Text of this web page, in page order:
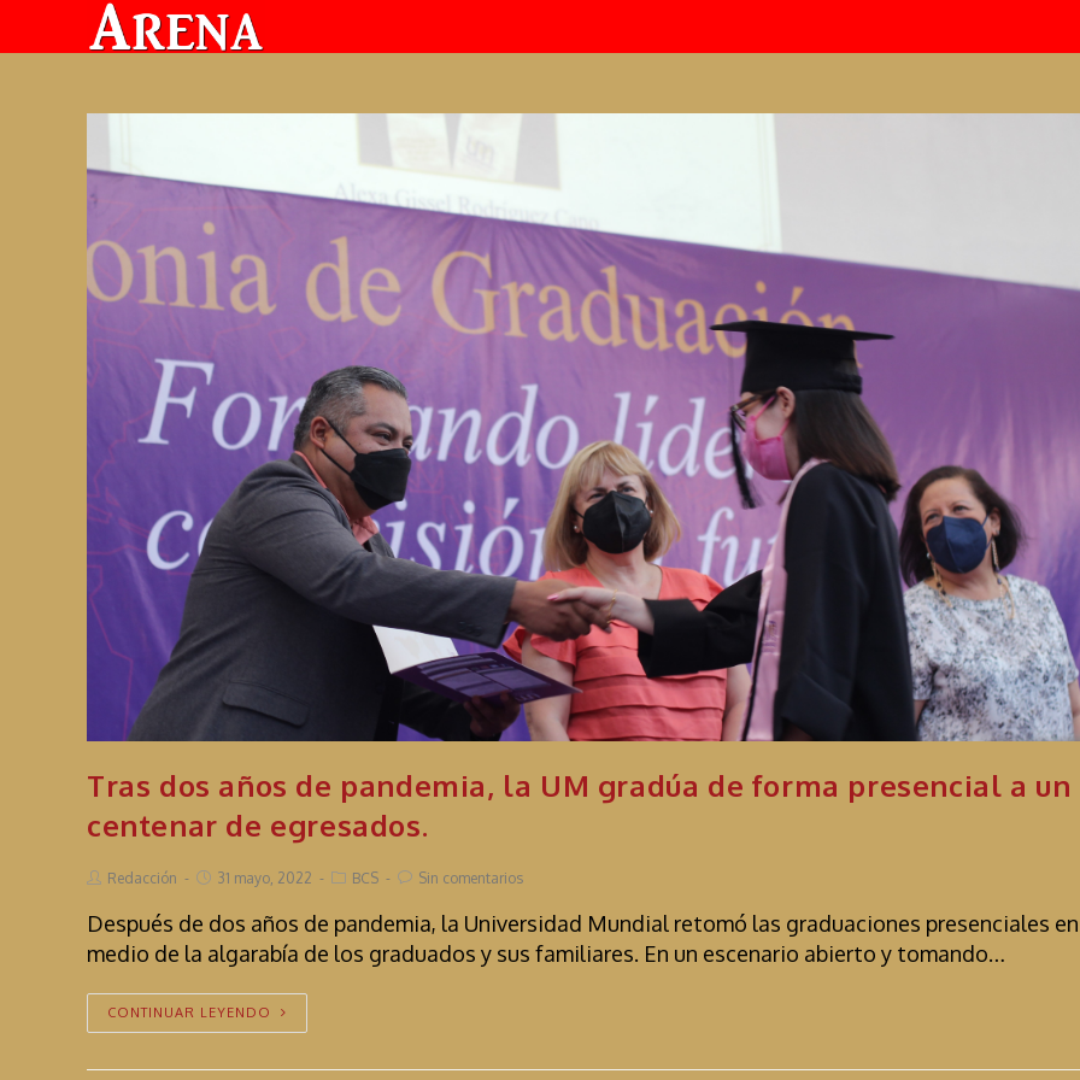
Tras dos años de pandemia, la UM gradúa de forma presencial a un
centenar de egresados.
Redacción 31 mayo, 2022 BCS Sin comentarios
Después de dos años de pandemia, la Universidad Mundial retomó las graduaciones presenciales en
medio de la algarabía de los graduados y sus familiares. En un escenario abierto y tomando…
CONTINUAR LEYENDO